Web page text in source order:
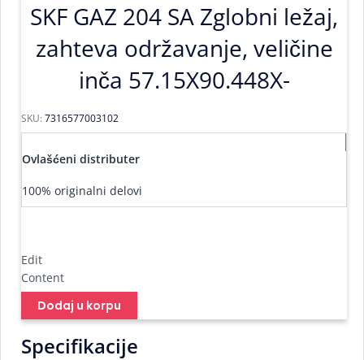
SKF GAZ 204 SA Zglobni ležaj,
zahteva održavanje, veličine
inča 57.15X90.448X-
SKU: 7316577003102
Ovlašćeni distributer
100% originalni delovi
Edit
Content
Dodaj u korpu
Specifikacije